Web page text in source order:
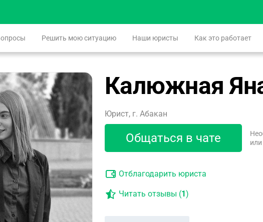
Решить мою ситуацию Наши юристы Как это работает
Калюжная
Юрист, г. Абакан
Общаться в чате
Отблагодарить юриста
Читать отзывы (1)